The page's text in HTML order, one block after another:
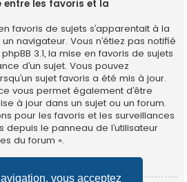
vous acceptez
entre les favoris et la
favoris de sujets s’apparentait à la
navigateur. Vous n’étiez pas notifié
3.1, la mise en favoris de sujets
d’un sujet. Vous pouvez
sujet favoris a été mis à jour.
vous permet également d’être
à jour dans un sujet ou un forum.
pour les favoris et les surveillances
le panneau de l’utilisateur
du forum ».